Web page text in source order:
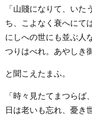
「山賤になりて、い
ち、こよなく衰へにて
にしへの世にも並ぶ人
つりはべれ。あやしき
と聞こえたまふ。
「時々見たてまつら
日は老いも忘れ、憂き